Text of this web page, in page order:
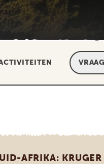
AFRIKA: KRUGER